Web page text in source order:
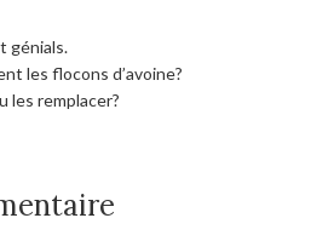
génials.
les flocons d’avoine?
les remplacer?